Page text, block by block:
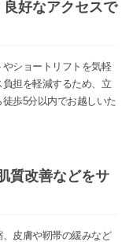
好なアクセスで
ショートリフトを気軽
担を軽減するため、立
歩5分以内でお越しいた
質改善などをサ
皮膚や靭帯の緩みなど